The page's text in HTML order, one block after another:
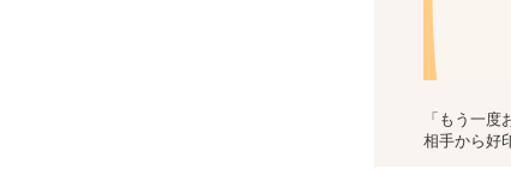
「もう一度
相手から好